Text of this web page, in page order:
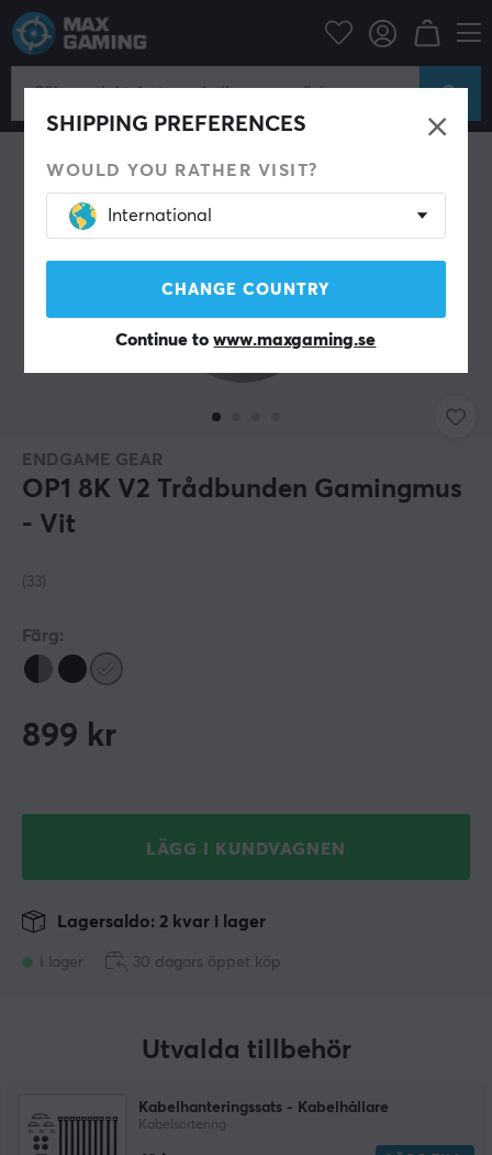
SHIPPING PREFERENCES
WOULD YOU RATHER VISIT?
International
CHANGE COUNTRY
Continue towww.maxgaming.se
Datortillbehör Gamingmus Trådbundna
ENDGAME GEAR
OP1 8K V2 Trådbunden Gamingmus
- Vit
(33)
Färg:
899 kr
LÄGG I KUNDVAGNEN
I lager
Lagersaldo: 2 kvar i lager
30 dagars öppet köp
Utvalda tillbehör
Kabelhanteringssats - Kabelhållare
Kabelsortering